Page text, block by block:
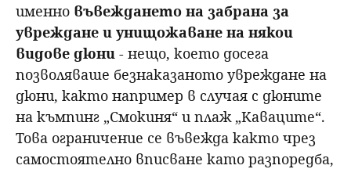
именно въвеждането на забрана за
увреждане и унищожаване на някои
видове дюни - нещо, което досега
позволяваше безнаказаното увреждане на
дюни, както например в случая с дюните
на къмпинг „Смокиня“ и плаж „Каваците“.
Това ограничение се въвежда както чрез
самостоятелно вписване като разпоредба,